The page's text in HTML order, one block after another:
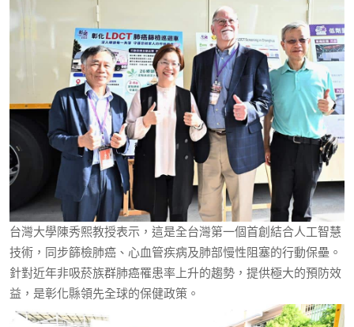
台灣大學陳秀熙教授表示，這是全台灣第一個首創結合人工智慧
技術，同步篩檢肺癌、心血管疾病及肺部慢性阻塞的行動保壘。
針對近年非吸菸族群肺癌罹患率上升的趨勢，提供極大的預防效
益，是彰化縣領先全球的保健政策。